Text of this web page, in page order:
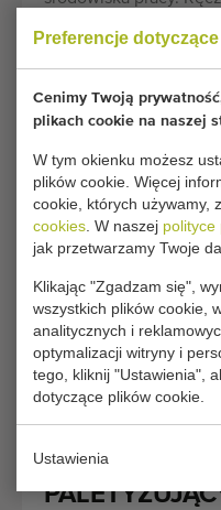
Preferencje
Cenimy Twoją
plikach cookie na naszej
W tym okienku możesz
plików cookie. Więcej
cookie, których używamy,
cookies . W naszej polityce
jak przetwarzamy Twoje
Klikając "Zgadzam się",
wszystkich plików cookie,
analitycznych i
optymalizacji witryny i
tego, kliknij "Ustawienia",
dotyczące plików cookie.
Ustawienia
ograniczone, co
pracowników.
W ogrodnictwie, na
jak pomidory, papryka
paletyzatory są
ziemniakami
Szukasz maszyny
paletyzator może być
znajdziesz wszystkie
mamy obecnie na
dotyczące
paletyzatorów,
KUPNO